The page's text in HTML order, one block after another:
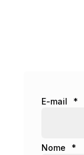
E-mail *
Nome *